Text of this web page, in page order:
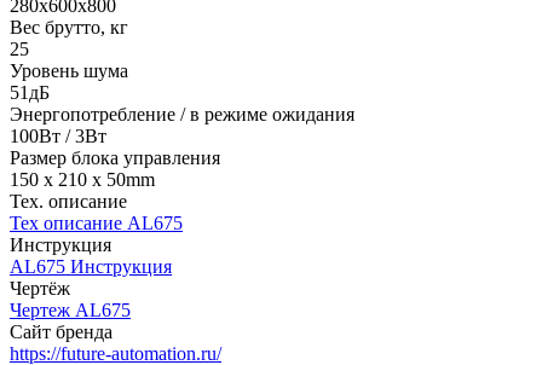
280x600x800
Вес брутто, кг
25
Уровень шума
51дБ
Энергопотребление / в режиме ожидания
100Вт / 3Вт
Размер блока управления
150 x 210 x 50mm
Тех. описание
Тех описание AL675
Инструкция
AL675 Инструкция
Чертёж
Чертеж AL675
Сайт бренда
https://future-automation.ru/